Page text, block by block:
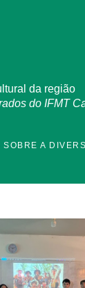
da região
do IFMT
A